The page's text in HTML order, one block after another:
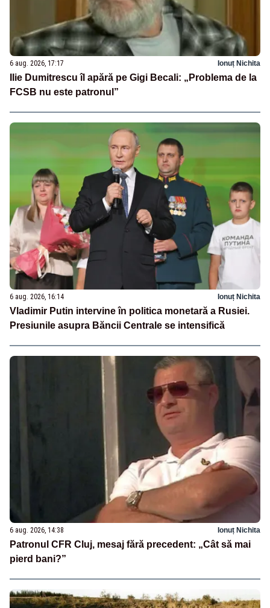
6 aug. 2026, 17:17 Ionuț Nichita
Ilie Dumitrescu îl apără pe Gigi Becali: „Problema de la
FCSB nu este patronul”
6 aug. 2026, 16:14 Ionuț Nichita
Vladimir Putin intervine în politica monetară a Rusiei.
Presiunile asupra Băncii Centrale se intensifică
6 aug. 2026, 14:38 Ionuț Nichita
Patronul CFR Cluj, mesaj fără precedent: „Cât să mai
pierd bani?”